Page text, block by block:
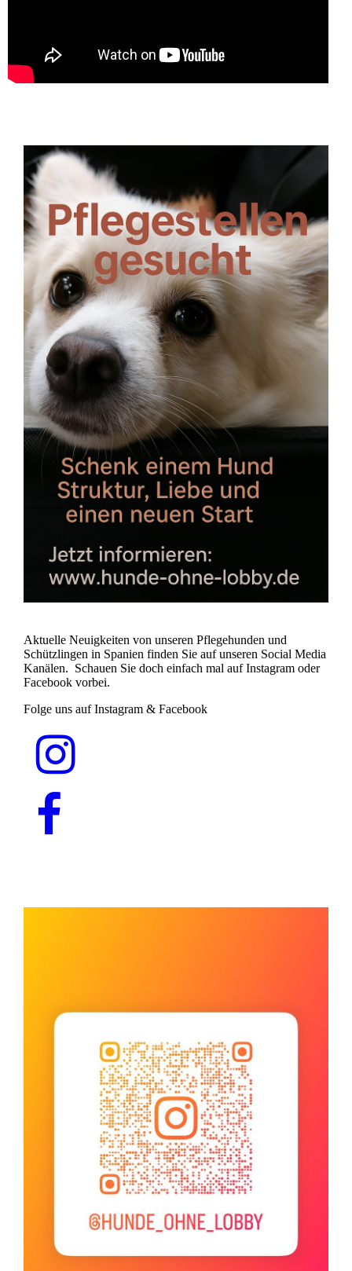
Aktuelle Neuigkeiten von unseren Pflegehunden und
Schützlingen in Spanien finden Sie auf unseren Social Media
Kanälen. Schauen Sie doch einfach mal auf Instagram oder
Facebook vorbei.
Folge uns auf Instagram & Facebook